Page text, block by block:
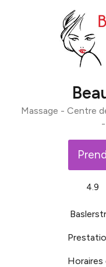
Massage - Centre
4.9